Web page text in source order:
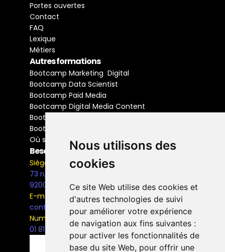
Nous utilisons des
cookies
Ce site Web utilise des cookies et
d'autres technologies de suivi
pour améliorer votre expérience
de navigation aux fins suivantes :
pour activer les fonctionnalités de
base du site Web, pour offrir une
Portes ouvertes
Contact
FAQ
Lexique
Métiers
Autres formations
Bootcamp Marketing  Digital
Bootcamp Data Scientist
Bootcamp Paid Media
Bootcamp Digital Media Content
Bootcamp Social Media Manager
Bootcamp Buyer Media
Où se former
Besoin d'information ?
Siège Social
73 rue Henri Barbusse,
92000, Nanterre
E-mail
contact@the-bridge.fr
Numéro de téléphone
01 81 93 68 42